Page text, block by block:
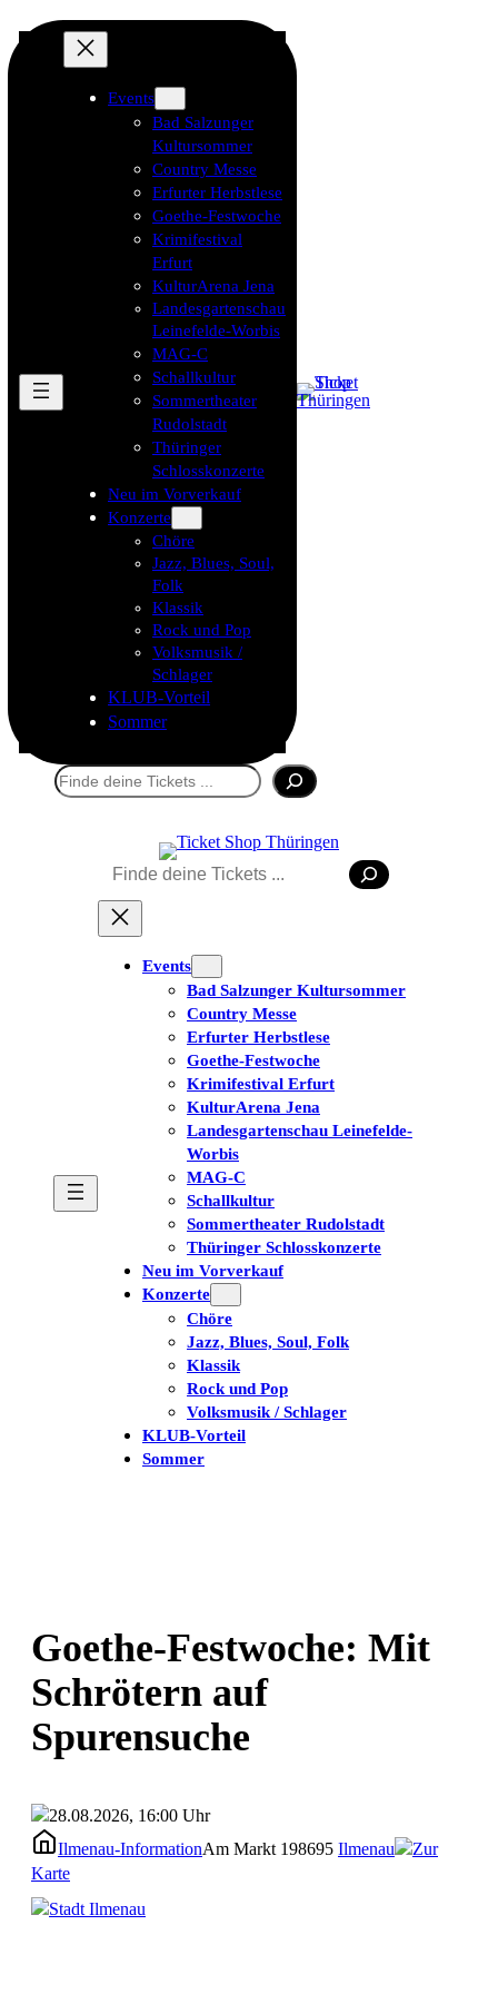
Events
Bad Salzunger
Kultursommer
Country Messe
Erfurter Herbstlese
Goethe-Festwoche
Krimifestival
Erfurt
KulturArena Jena
Landesgartenschau
Leinefelde-Worbis
MAG-C
Schallkultur
Sommertheater
Rudolstadt
Thüringer
Schlosskonzerte
Neu im Vorverkauf
Konzerte
Chöre
Jazz, Blues, Soul,
Folk
Klassik
Rock und Pop
Volksmusik /
Schlager
KLUB-Vorteil
Sommer
Suchen
Suchen
Events
Bad Salzunger Kultursommer
Country Messe
Erfurter Herbstlese
Goethe-Festwoche
Krimifestival Erfurt
KulturArena Jena
Landesgartenschau Leinefelde-
Worbis
MAG-C
Schallkultur
Sommertheater Rudolstadt
Thüringer Schlosskonzerte
Neu im Vorverkauf
Konzerte
Chöre
Jazz, Blues, Soul, Folk
Klassik
Rock und Pop
Volksmusik / Schlager
KLUB-Vorteil
Sommer
Goethe-Festwoche: Mit
Schrötern auf
Spurensuche
28.08.2026, 16:00 Uhr
Ilmenau-InformationAm Markt 198695 Ilmenau
Zur
Karte
Stadt Ilmenau
Tickets kaufen